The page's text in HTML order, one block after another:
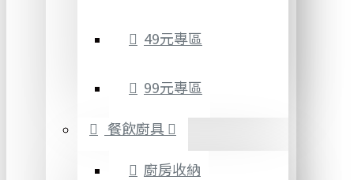
49元專區
99元專區
餐飲廚具
廚房收納